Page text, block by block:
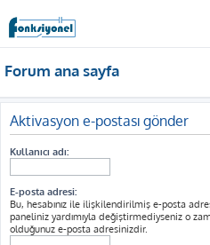
Forum ana sayfa
Aktivasyon e-postası gönder
Kullanıcı adı:
E-posta adresi:
Bu, hesabınız ile ilişkilendirilmiş e-posta
paneliniz yardımıyla değiştirmediyseniz o
olduğunuz e-posta adresinizdir.